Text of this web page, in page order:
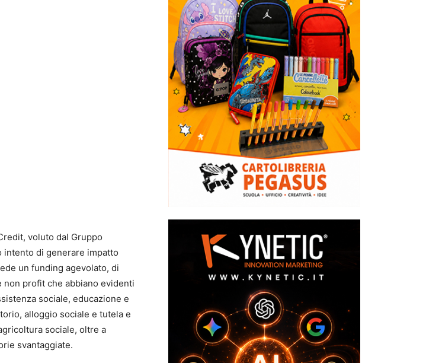
voluto dal Gruppo
di generare impatto
un funding agevolato, di
profit che abbiano evidenti
sociale, educazione e
alloggio sociale e tutela e
sociale, oltre a
svantaggiate.